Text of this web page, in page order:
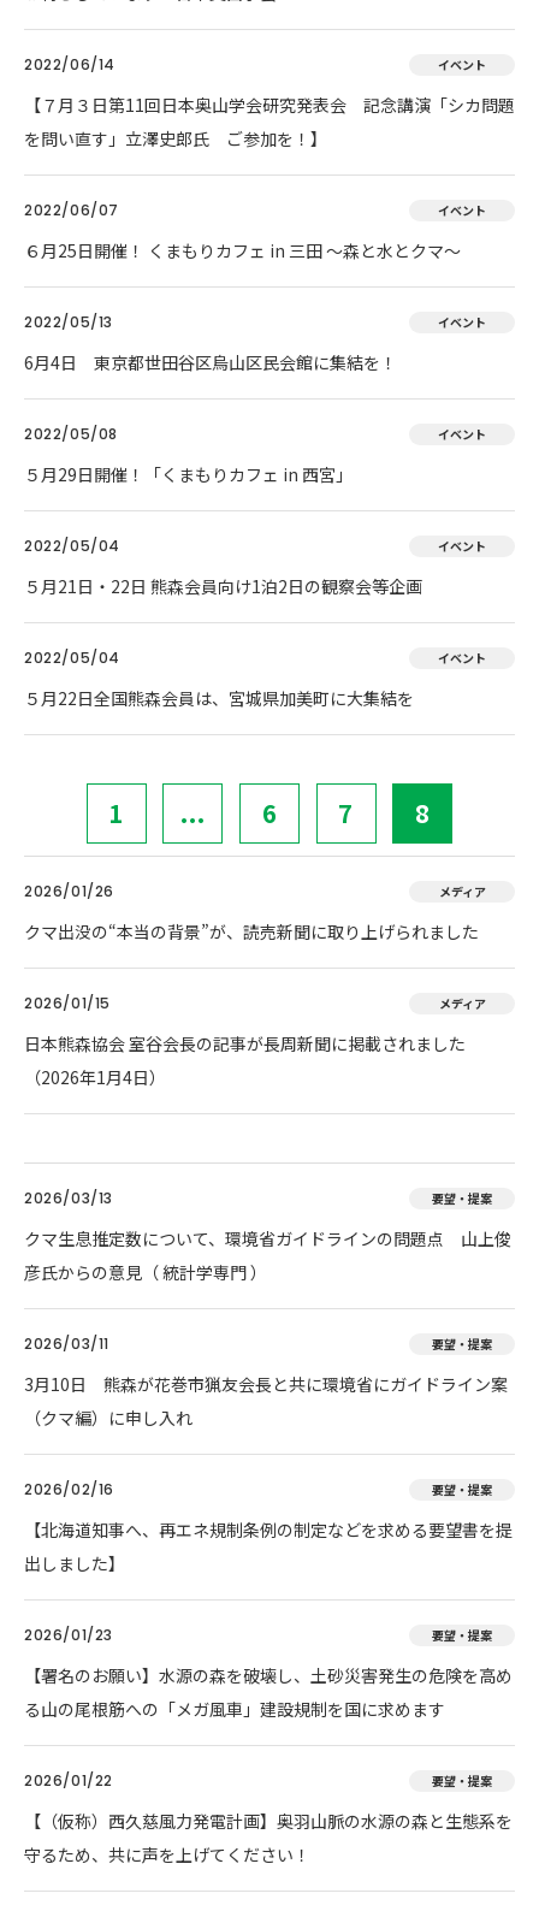
2022/06/14 イベント
【７月３日第11回日本奥山学会研究発表会 記念講演「シカ問題
を問い直す」立澤史郎氏 ご参加を！】
2022/06/07 イベント
６月25日開催！ くまもりカフェ in 三田 ～森と水とクマ～
2022/05/13 イベント
6月4日 東京都世田谷区烏山区民会館に集結を！
2022/05/08 イベント
５月29日開催！「くまもりカフェ in 西宮」
2022/05/04 イベント
５月21日・22日 熊森会員向け1泊2日の観察会等企画
2022/05/04 イベント
５月22日全国熊森会員は、宮城県加美町に大集結を
1 ... 6 7 8
2026/01/26 メディア
クマ出没の“本当の背景”が、読売新聞に取り上げられました
2026/01/15 メディア
日本熊森協会 室谷会長の記事が長周新聞に掲載されました
（2026年1月4日）
2026/03/13 要望・提案
クマ生息推定数について、環境省ガイドラインの問題点 山上俊
彦氏からの意見（ 統計学専門 ）
2026/03/11 要望・提案
3月10日 熊森が花巻市猟友会長と共に環境省にガイドライン案
（クマ編）に申し入れ
2026/02/16 要望・提案
【北海道知事へ、再エネ規制条例の制定などを求める要望書を提
出しました】
2026/01/23 要望・提案
【署名のお願い】水源の森を破壊し、土砂災害発生の危険を高め
る山の尾根筋への「メガ風車」建設規制を国に求めます
2026/01/22 要望・提案
【（仮称）西久慈風力発電計画】奥羽山脈の水源の森と生態系を
守るため、共に声を上げてください！